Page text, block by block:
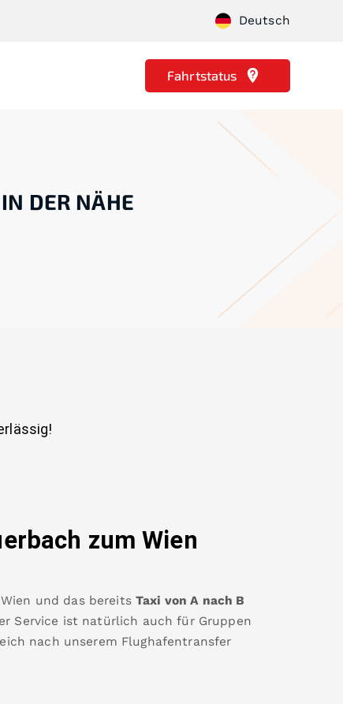
Deutsch
Fahrtstatus
DER NÄHE
zum Wien
und das bereits Taxi von A nach B
Service ist natürlich auch für Gruppen
nach unserem Flughafentransfer